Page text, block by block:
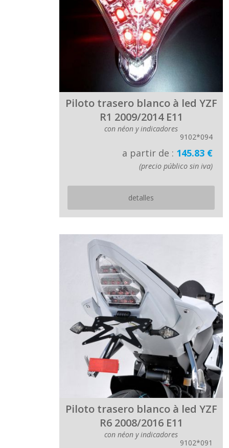
Piloto trasero blanco à led YZF
R1 2009/2014 E11
con néon y indicadores
9102*094
a partir de : 145.83 €
(precio público sin iva)
detalles
Piloto trasero blanco à led YZF
R6 2008/2016 E11
con néon y indicadores
9102*091